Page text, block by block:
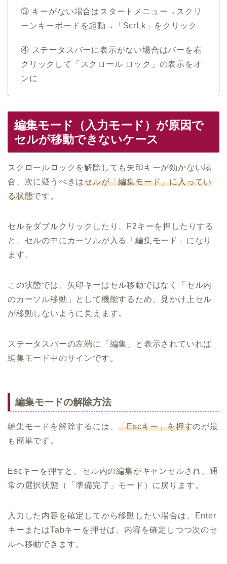
③ キーがない場合はスタートメニュー→スクリ
ーンキーボードを起動→「ScrLk」をクリック
④ ステータスバーに表示がない場合はバーを右
クリックして「スクロール ロック」の表示をオ
ンに
編集モード（入力モード）が原因で
セルが移動できないケース
スクロールロックを解除しても矢印キーが効かない場
合、次に疑うべきはセルが「編集モード」に入ってい
る状態です。
セルをダブルクリックしたり、F2キーを押したりする
と、セルの中にカーソルが入る「編集モード」になり
ます。
この状態では、矢印キーはセル移動ではなく「セル内
のカーソル移動」として機能するため、見かけ上セル
が移動しないように見えます。
ステータスバーの左端に「編集」と表示されていれば
編集モード中のサインです。
編集モードの解除方法
編集モードを解除するには、「Escキー」を押すのが最
も簡単です。
Escキーを押すと、セル内の編集がキャンセルされ、通
常の選択状態（「準備完了」モード）に戻ります。
入力した内容を確定してから移動したい場合は、Enter
キーまたはTabキーを押せば、内容を確定しつつ次のセ
ルへ移動できます。